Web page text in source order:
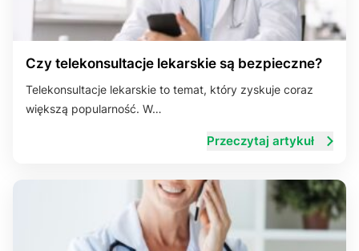
Czy telekonsultacje lekarskie są bezpieczne?
Telekonsultacje lekarskie to temat, który zyskuje coraz
większą popularność. W…
Przeczytaj artykuł